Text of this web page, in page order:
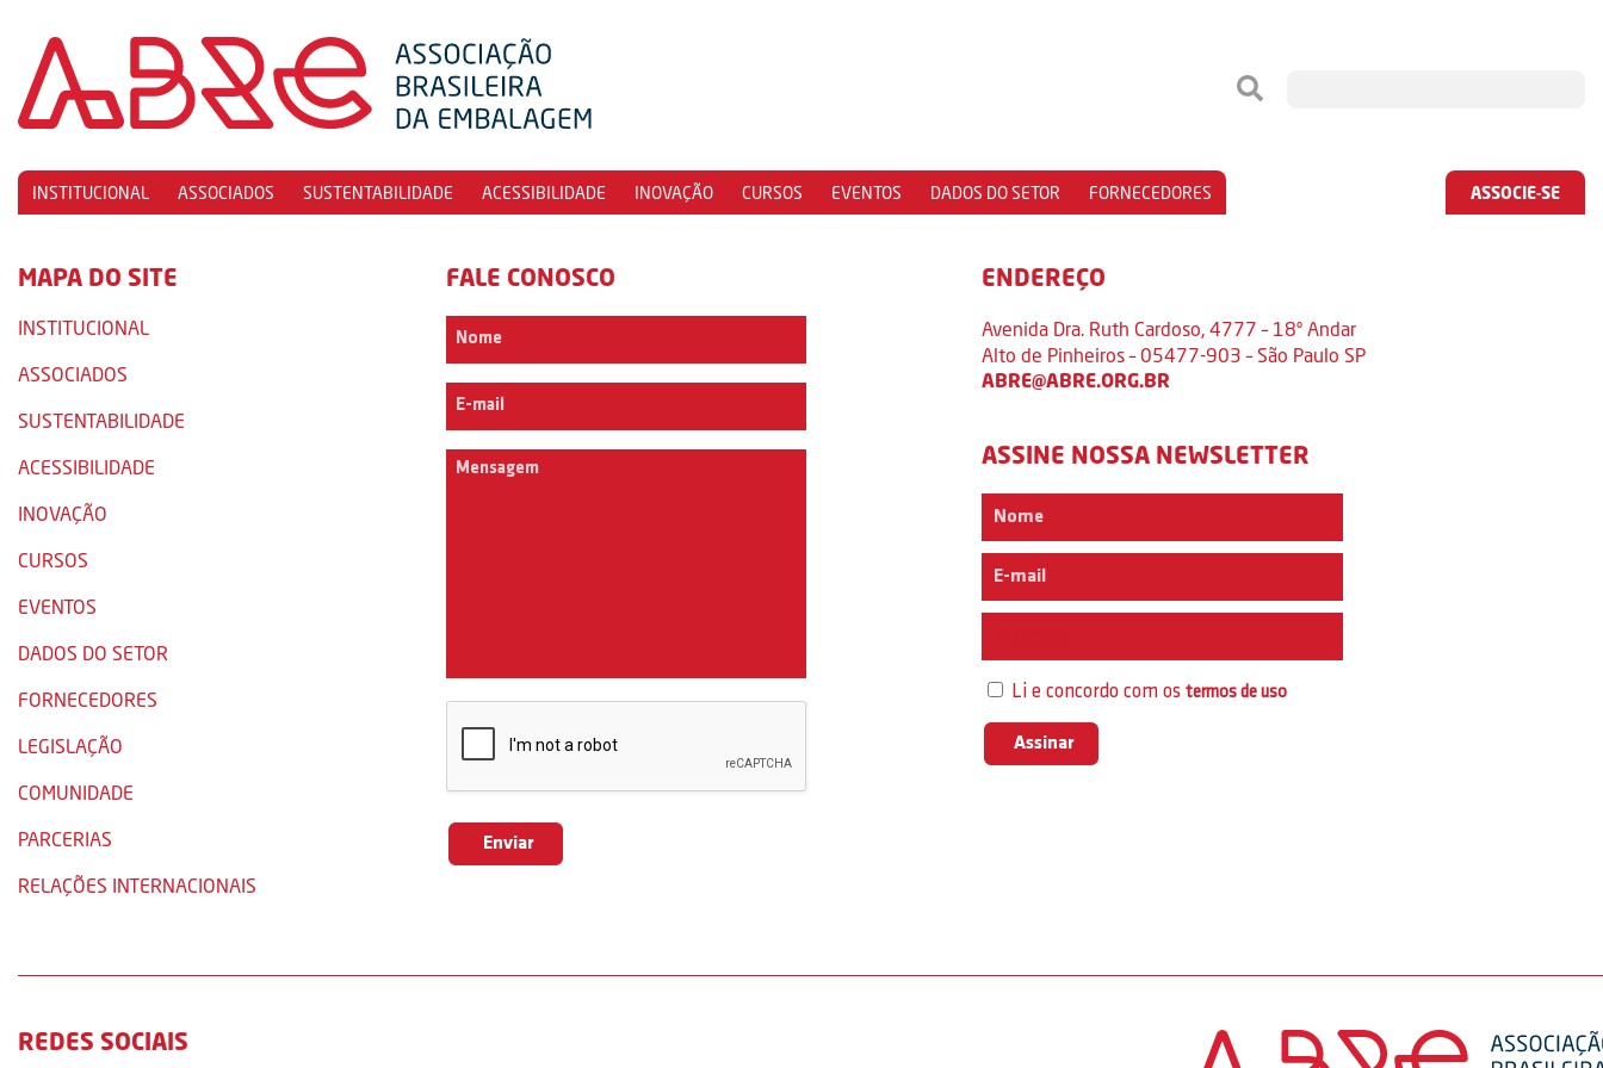
INSTITUCIONAL ASSOCIADOS SUSTENTABILIDADE ACESSIBILIDADE INOVAÇÃO CURSOS EVENTOS DADOS DO SETOR FORNECEDORES ASSOCIE-SE
MAPA DO SITE
INSTITUCIONAL
ASSOCIADOS
SUSTENTABILIDADE
ACESSIBILIDADE
INOVAÇÃO
CURSOS
EVENTOS
DADOS DO SETOR
FORNECEDORES
LEGISLAÇÃO
COMUNIDADE
PARCERIAS
RELAÇÕES INTERNACIONAIS
FALE CONOSCO ENDEREÇO
Avenida Dra. Ruth Cardoso, 4777 – 18º Andar
Alto de Pinheiros – 05477-903 – São Paulo SP
ABRE@ABRE.ORG.BR
ASSINE NOSSA NEWSLETTER
Li e concordo com ostermos de uso
REDES SOCIAIS